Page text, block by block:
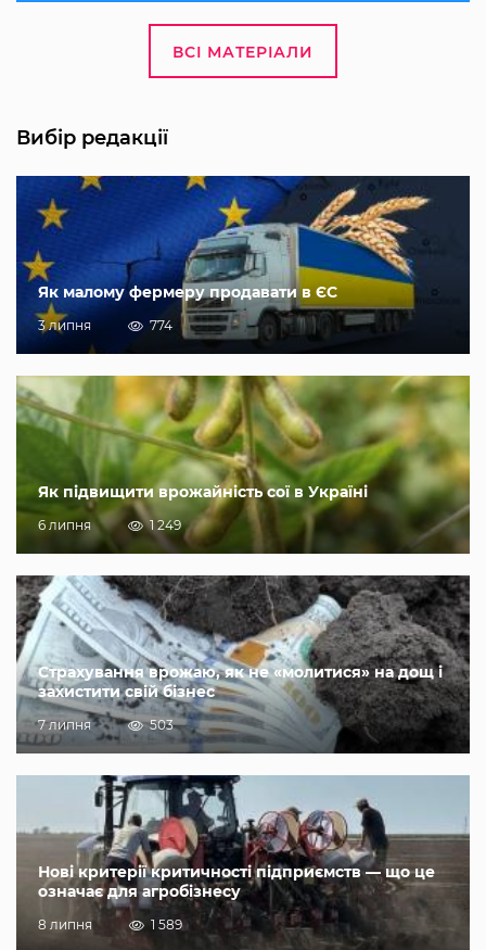
ВСІ МАТЕРІАЛИ
Вибір редакції
Як малому фермеру продавати в ЄС
3 липня 774
Як підвищити врожайність сої в Україні
6 липня 1 249
Страхування врожаю, як не «молитися» на дощ і
захистити свій бізнес
7 липня 503
Нові критерії критичності підприємств — що це
означає для агробізнесу
8 липня 1 589